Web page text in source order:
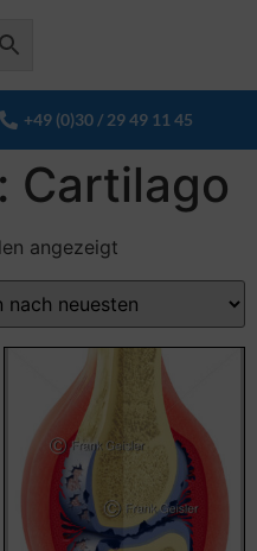
+49 (0)30 / 29 49 11 45
Cartilago
angezeigt